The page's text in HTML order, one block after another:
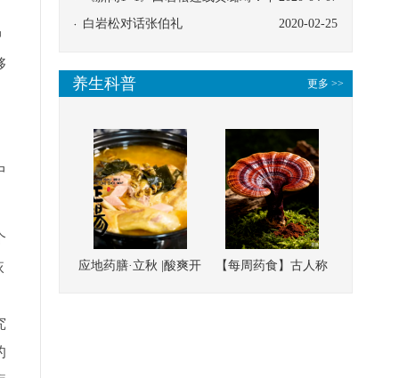
医救治的临床效果
2020-02-25
白岩松对话张伯礼
更多 >>
养生科普
应地药膳·立秋 |酸爽开
【每周药食】古人称